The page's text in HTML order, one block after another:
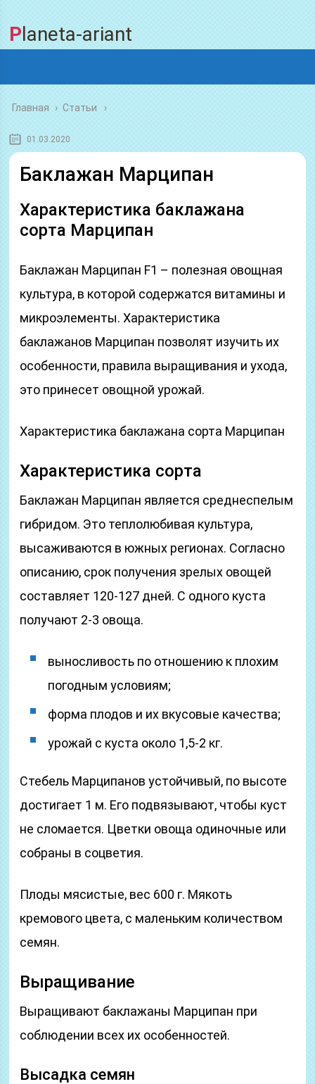
Planeta-ariant
Главная › Статьи
01.03.2020
Баклажан Марципан
Характеристика баклажана
сорта Марципан
Баклажан Марципан F1 – полезная овощная
культура, в которой содержатся витамины и
микроэлементы. Характеристика
баклажанов Марципан позволят изучить их
особенности, правила выращивания и ухода,
это принесет овощной урожай.
Характеристика баклажана сорта Марципан
Характеристика сорта
Баклажан Марципан является среднеспелым
гибридом. Это теплолюбивая культура,
высаживаются в южных регионах. Согласно
описанию, срок получения зрелых овощей
составляет 120-127 дней. С одного куста
получают 2-3 овоща.
выносливость по отношению к плохим
погодным условиям;
форма плодов и их вкусовые качества;
урожай с куста около 1,5-2 кг.
Стебель Марципанов устойчивый, по высоте
достигает 1 м. Его подвязывают, чтобы куст
не сломается. Цветки овоща одиночные или
собраны в соцветия.
Плоды мясистые, вес 600 г. Мякоть
кремового цвета, с маленьким количеством
семян.
Выращивание
Выращивают баклажаны Марципан при
соблюдении всех их особенностей.
Высадка семян